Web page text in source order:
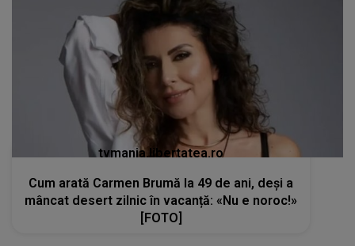
tvmania.libertatea.ro
Cum arată Carmen Brumă la 49 de ani, deși a
mâncat desert zilnic în vacanță: «Nu e noroc!»
[FOTO]